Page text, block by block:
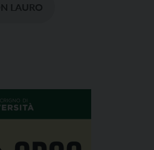
LAURO